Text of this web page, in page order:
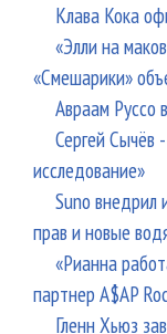
Клава Кока
«Элли на
«Смешарики»
Авраам Руссо
Сергей Сычёв
исследование»
Suno внедрил
прав и новые
«Рианна
партнер A$AP
Гленн Хьюз